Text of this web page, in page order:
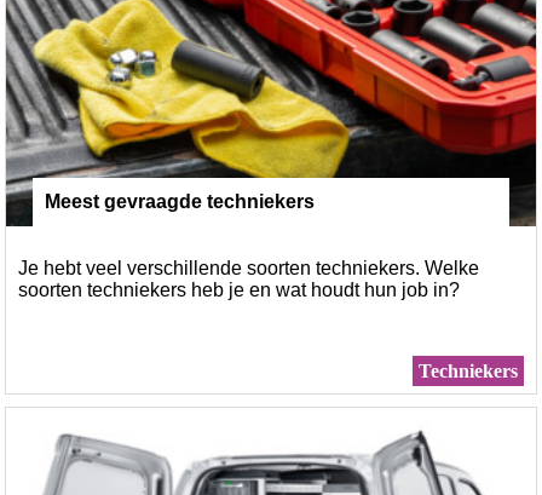
Meest gevraagde techniekers
Je hebt veel verschillende soorten techniekers. Welke
soorten techniekers heb je en wat houdt hun job in?
Techniekers